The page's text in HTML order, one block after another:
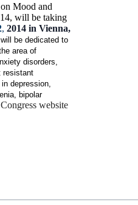
Mood and
will be taking
, 2014 in Vienna,
be dedicated to
area of
disorders,
resistant
depression,
bipolar
Congress website